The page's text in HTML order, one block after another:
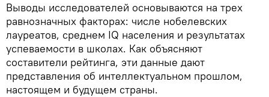
Выводы исследователей основываются на трех
равнозначных факторах: числе нобелевских
лауреатов, среднем IQ населения и результатах
успеваемости в школах. Как объясняют
составители рейтинга, эти данные дают
представления об интеллектуальном прошлом,
настоящем и будущем страны.